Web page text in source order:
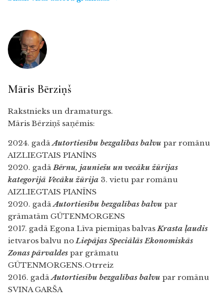
Māris Bērziņš
Rakstnieks un dramaturgs.
Māris Bērziņš saņēmis:
2024. gadāAutortiesību bezgalības balvu par romānu
AIZLIEGTAIS PIANĪNS
2020. gadā Bērnu, jauniešu un vecāku žūrijas
kategorijā Vecāku žūrija 3. vietu par romānu
AIZLIEGTAIS PIANĪNS
2020. gadāAutortiesību bezgalības balvu par
grāmatām GŪTENMORGENS
2017. gadā Egona Līva piemiņas balvas Krasta ļaudis
ietvaros balvu no Liepājas Speciālās Ekonomiskās
Zonas pārvaldes par grāmatu
GŪTENMORGENS.Otrreiz
2016. gadāAutortiesību bezgalības balvu par romānu
SVINA GARŠA